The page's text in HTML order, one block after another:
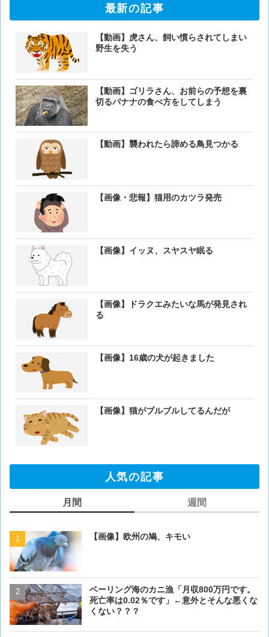
最新の記事
【動画】虎さん、飼い慣らされてしまい
野生を失う
【動画】ゴリラさん、お前らの予想を裏
切るバナナの食べ方をしてしまう
【動画】襲われたら諦める鳥見つかる
【画像・悲報】猫用のカツラ発売
【画像】イッヌ、スヤスヤ眠る
【画像】ドラクエみたいな馬が発見され
る
【画像】16歳の犬が起きました
【画像】猫がブルブルしてるんだが
人気の記事
月間
【画像】欧州の鳩、キモい
ベーリング海のカニ漁「月収800万円です。
死亡率は0.02％です」←意外とそんな悪くな
くない？？？
週間
【画像】欧州の鳩、キモい
【閲覧注意・画像】毛を剃
ぎるとワイ(35歳無職)の中